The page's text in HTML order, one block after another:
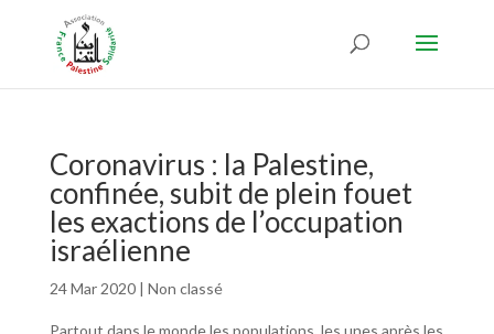
Coronavirus : la Palestine,
confinée, subit de plein fouet
les exactions de l’occupation
israélienne
24 Mar 2020| Non classé
Partout dans le monde les populations, les unes après les